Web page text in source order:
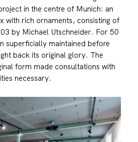
in the centre of Munich: an
with rich ornaments, consisting of
by Michael Utschneider. For 50
superficially maintained before
back its original glory. The
form made consultations with
necessary.